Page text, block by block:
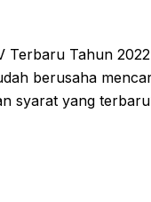
Terbaru Tahun
berusaha
syarat yang